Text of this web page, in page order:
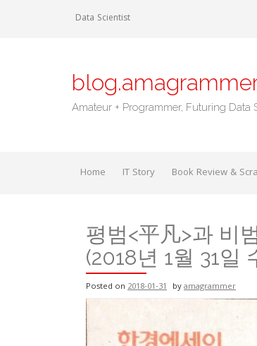
Data Scientist
Amateur + Programmer, Futuring Data
Home IT Story Book Review &
평범<平凡>과 비
(2018년 1월 31일
Posted on 2018-01-31 byamagrammer